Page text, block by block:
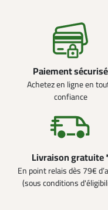
Paiement sécurisé
Achetez en ligne en
confiance
Livraison gratuite
En point relais dès 79€
(sous conditions